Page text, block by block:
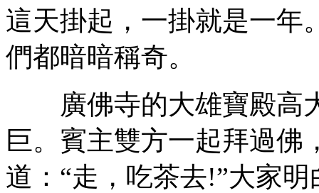
這天掛起，一掛就是一年
們都暗暗稱奇。
廣佛寺的大雄寶殿高
巨。賓主雙方一起拜過佛
道：“走，吃茶去!”大家